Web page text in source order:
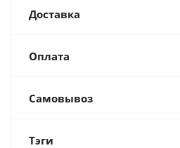
Доставка
Оплата
Самовывоз
Тэги